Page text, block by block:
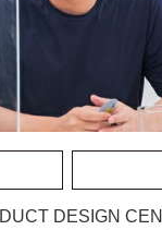
DESIGN